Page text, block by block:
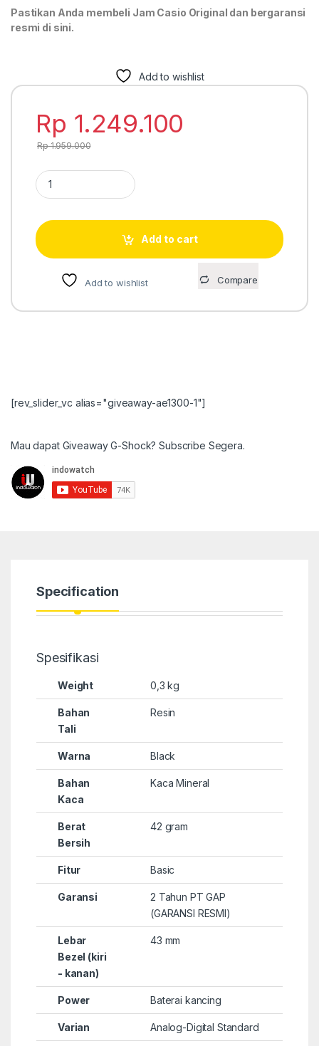
Pastikan Anda membeli Jam Casio Original dan bergaransi
resmi di sini.
Add to wishlist
Rp 1.249.100
Rp1.959.000
Casio Baby-G BGA-280-1A quantity
Add to cart
Add to wishlist Compare
[rev_slider_vc alias="giveaway-ae1300-1"]
Mau dapat Giveaway G-Shock? Subscribe Segera.
Specification
Spesifikasi
Weight 0,3 kg
Bahan
Tali
Resin
Warna Black
Bahan
Kaca
Kaca Mineral
Berat
Bersih
42 gram
Fitur Basic
Garansi
2 Tahun PT GAP
(GARANSI RESMI)
Lebar
Bezel (kiri
- kanan)
43 mm
Power Baterai kancing
Varian Analog-Digital Standard